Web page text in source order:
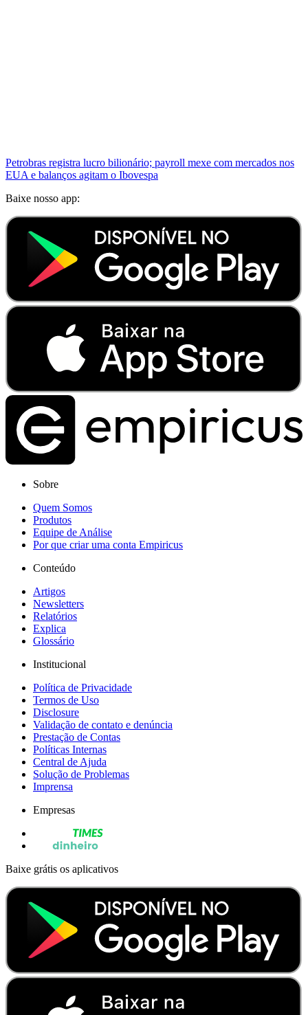
Petrobras registra lucro bilionário; payroll mexe com mercados nos
EUA e balanços agitam o Ibovespa
Baixe nosso app:
Sobre
Quem Somos
Produtos
Equipe de Análise
Por que criar uma conta Empiricus
Conteúdo
Artigos
Newsletters
Relatórios
Explica
Glossário
Institucional
Política de Privacidade
Termos de Uso
Disclosure
Validação de contato e denúncia
Prestação de Contas
Políticas Internas
Central de Ajuda
Solução de Problemas
Imprensa
Empresas
Baixe grátis os aplicativos